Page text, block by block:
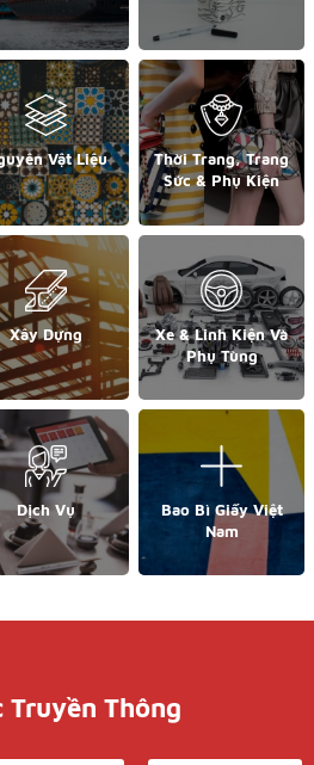
Vật Liệu
Thời Trang, Trang
Sức & Phụ Kiện
Xây Dựng
Xe & Linh Kiện Và
Phụ Tùng
Dịch Vụ
Bao Bì Giấy Việt
Nam
Truyền Thông